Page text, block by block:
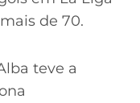
de 70.
teve a